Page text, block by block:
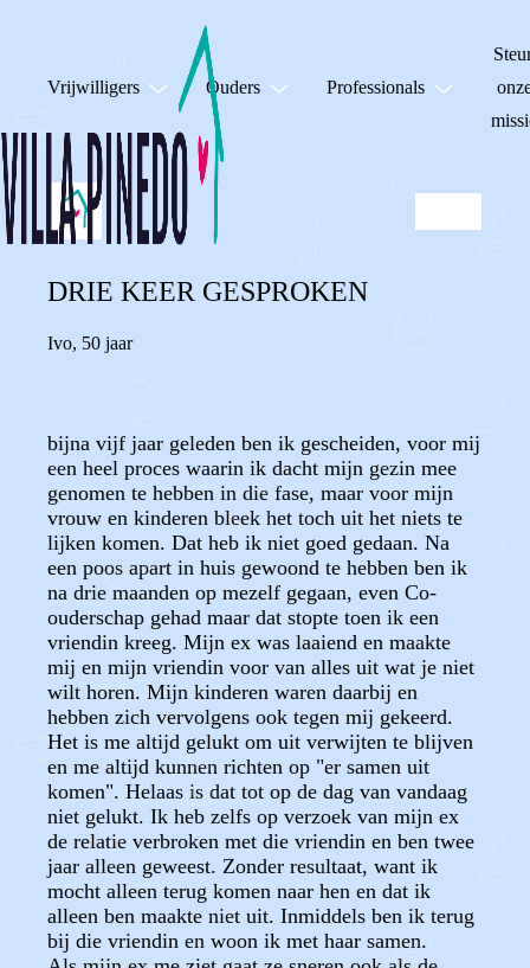
Vrijwilligers Ouders Professionals
DRIE KEER GESPROKEN
Ivo, 50 jaar
bijna vijf jaar geleden ben ik gescheiden, voor mij
een heel proces waarin ik dacht mijn gezin mee
genomen te hebben in die fase, maar voor mijn
vrouw en kinderen bleek het toch uit het niets te
lijken komen. Dat heb ik niet goed gedaan. Na
een poos apart in huis gewoond te hebben ben ik
na drie maanden op mezelf gegaan, even Co-
ouderschap gehad maar dat stopte toen ik een
vriendin kreeg. Mijn ex was laaiend en maakte
mij en mijn vriendin voor van alles uit wat je niet
wilt horen. Mijn kinderen waren daarbij en
hebben zich vervolgens ook tegen mij gekeerd.
Het is me altijd gelukt om uit verwijten te blijven
en me altijd kunnen richten op "er samen uit
komen". Helaas is dat tot op de dag van vandaag
niet gelukt. Ik heb zelfs op verzoek van mijn ex
de relatie verbroken met die vriendin en ben twee
jaar alleen geweest. Zonder resultaat, want ik
mocht alleen terug komen naar hen en dat ik
alleen ben maakte niet uit. Inmiddels ben ik terug
bij die vriendin en woon ik met haar samen.